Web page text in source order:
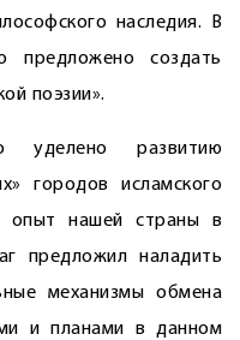
наследия. В
предложено создать
поэзии».
уделено развитию
городов исламского
опыт нашей страны в
предложил наладить
механизмы обмена
и планами в данном